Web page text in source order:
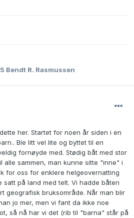
Bendt R. Rasmussen
her. Startet for noen år siden i en
Ble litt vel lite og byttet til en
fornøyde med. Stødig båt med stor
alle sammen, man kunne sitte "inne" i
for oss for enklere helgeovernatting
på land med telt. Vi hadde båten
geografisk bruksområde. Når man blir
jo mer, men vi fant da ikke noe
så nå har vi det (rib til "barna" står på